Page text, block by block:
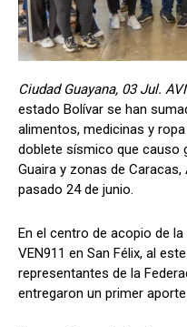
Ciudad Guayana, 03 Jul.
estado Bolívar se han
alimentos, medicinas y
doblete sísmico que causo
Guaira y zonas de
pasado 24 de junio.
En el centro de acopio de
VEN911 en San Félix, al
representantes de la
entregaron un primer